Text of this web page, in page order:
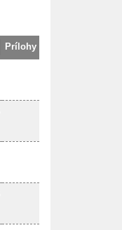
Prílohy